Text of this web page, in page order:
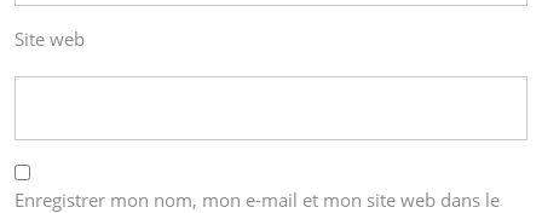
Site web
Enregistrer mon nom, mon e-mail et mon site web dans le